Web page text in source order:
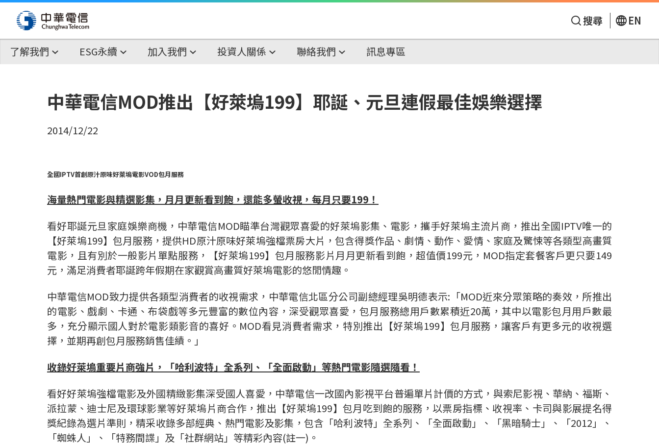
搜尋 EN
了解我們 ESG永續 加入我們 投資人關係 聯絡我們 訊息專區
中華電信MOD推出【好萊塢199】耶誕、元旦連假最佳娛樂選擇
2014/12/22
全國IPTV首創原汁原味好萊塢電影VOD包月服務
海量熱門電影與精選影集，月月更新看到飽，還能多螢收視，每月只要199 ！
看好耶誕元旦家庭娛樂商機，中華電信MOD瞄準台灣觀眾喜愛的好萊塢影集、電影，攜手好萊塢主流片商，推出全國IPTV唯一的
【好萊塢199】包月服務，提供HD原汁原味好萊塢強檔票房大片，包含得獎作品、劇情、動作、愛情、家庭及驚悚等各類型高畫質
電影，且有別於一般影片單點服務，【好萊塢199】包月服務影片月月更新看到飽，超值價199元，MOD指定套餐客戶更只要149
元，滿足消費者耶誕跨年假期在家觀賞高畫質好萊塢電影的悠閒情趣。
中華電信MOD致力提供各類型消費者的收視需求，中華電信北區分公司副總經理吳明德表示:「MOD近來分眾策略的奏效，所推出
的電影、戲劇、卡通、布袋戲等多元豐富的數位內容，深受觀眾喜愛，包月服務總用戶數累積近20萬，其中以電影包月用戶數最
多，充分顯示國人對於電影類影音的喜好。MOD看見消費者需求，特別推出【好萊塢199】包月服務，讓客戶有更多元的收視選
擇，並期再創包月服務銷售佳績。」
收錄好萊塢重要片商強片，「哈利波特」全系列、「全面啟動」等熱門電影隨選隨看！
看好好萊塢強檔電影及外國精緻影集深受國人喜愛，中華電信一改國內影視平台普遍單片計價的方式，與索尼影視、華納、福斯、
派拉蒙、迪士尼及環球影業等好萊塢片商合作，推出【好萊塢199】包月吃到飽的服務，以票房指標、收視率、卡司與影展提名得
獎紀錄為選片準則，精采收錄多部經典、熱門電影及影集，包含「哈利波特」全系列、「全面啟動」、「黑暗騎士」、「2012」、
「蜘蛛人」、「特務間諜」及「社群網站」等精彩內容(註一)。